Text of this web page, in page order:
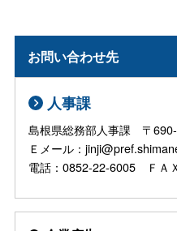
お問い合わせ先
人事課
島根県総務部人事課 〒
Ｅメール：
電話：0852-22-6005 ＦＡ